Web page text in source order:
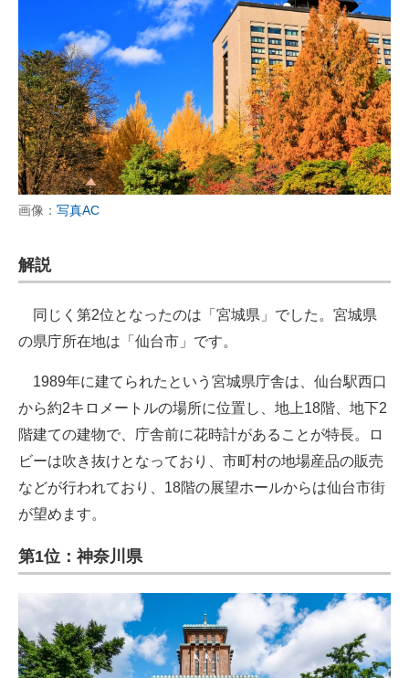
画像： 写真AC
解説
同じく第2位となったのは「宮城県」でした。宮城県
の県庁所在地は「仙台市」です。
1989年に建てられたという宮城県庁舎は、仙台駅西口
から約2キロメートルの場所に位置し、地上18階、地下2
階建ての建物で、庁舎前に花時計があることが特長。ロ
ビーは吹き抜けとなっており、市町村の地場産品の販売
などが行われており、18階の展望ホールからは仙台市街
が望めます。
第1位：神奈川県